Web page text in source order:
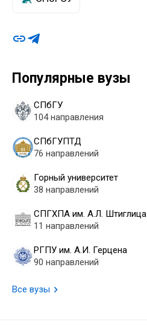
Популярные вузы
СПбГУ
104 направления
СПбГУПТД
76 направлений
Горный университет
38 направлений
СПГХПА им. А.Л. Штиглица
11 направлений
РГПУ им. А.И. Герцена
90 направлений
Все вузы